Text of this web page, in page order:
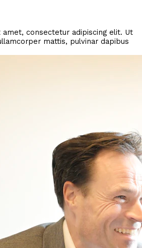
consectetur adipiscing elit. Ut
mattis, pulvinar dapibus